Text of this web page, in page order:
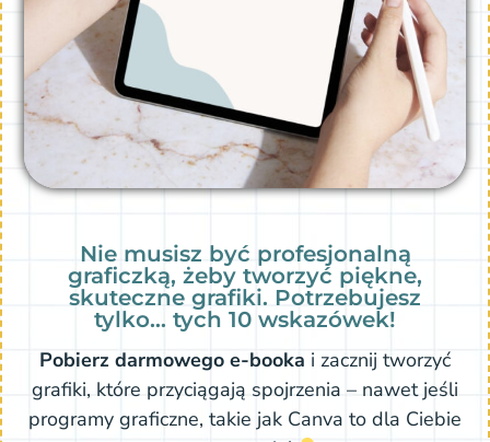
Nie musisz być profesjonalną
graficzką, żeby tworzyć piękne,
skuteczne grafiki. Potrzebujesz
tylko… tych 10 wskazówek!
Pobierz darmowego e-booka i zacznij tworzyć
grafiki, które przyciągają spojrzenia – nawet jeśli
programy graficzne, takie jak Canva to dla Ciebie